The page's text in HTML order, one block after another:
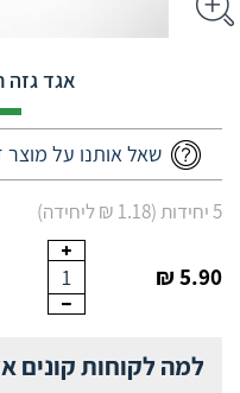
אגד גזה
שאל אותנו על מוצר
5 יחידות (1.18 ₪ ליחידה)
5.90 ₪
1
למה לקוחות קונים